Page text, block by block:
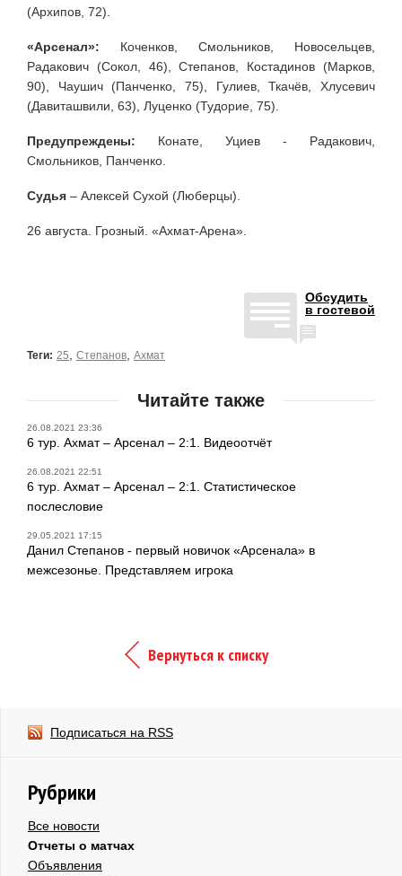
(Архипов, 72).
«Арсенал»: Коченков, Смольников, Новосельцев,
Радакович (Сокол, 46), Степанов, Костадинов (Марков,
90), Чаушич (Панченко, 75), Гулиев, Ткачёв, Хлусевич
(Давиташвили, 63), Луценко (Тудорие, 75).
Предупреждены: Конате, Уциев - Радакович,
Смольников, Панченко.
Судья – Алексей Сухой (Люберцы).
26 августа. Грозный. «Ахмат-Арена».
Обсудить
в гостевой
Теги: 25 Степанов Ахмат
Читайте также
26.08.2021 23:36
6 тур. Ахмат – Арсенал – 2:1. Видеоотчёт
26.08.2021 22:51
6 тур. Ахмат – Арсенал – 2:1. Статистическое
послесловие
29.05.2021 17:15
Данил Степанов - первый новичок «Арсенала» в
межсезонье. Представляем игрока
Вернуться к списку
Подписаться на RSS
Рубрики
Все новости
Отчеты о матчах
Объявления